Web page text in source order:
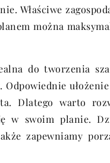
Właściwe
można
do tworzenia
Dlatego warto
w swoim planie.
zapewniamy